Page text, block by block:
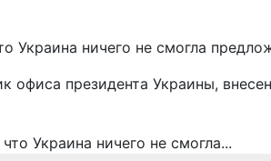
Украина ничего не смогла
президента Украины,